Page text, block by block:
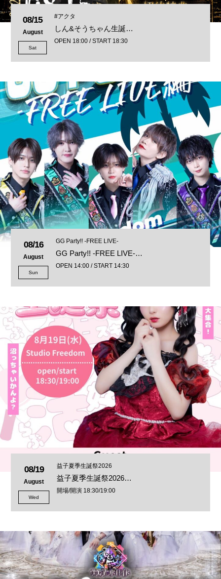
08/15
August
Sat
#アクタ
しん&そうちゃん生誕…
OPEN 18:00 / START 18:30
08/16
August
Sun
GG Party!! -FREE LIVE-
GG Party!! -FREE LIVE-…
OPEN 14:00 / START 14:30
08/19
August
Wed
益子夏季生誕祭2026
益子夏季生誕祭2026…
開場/開演 18:30/19:00